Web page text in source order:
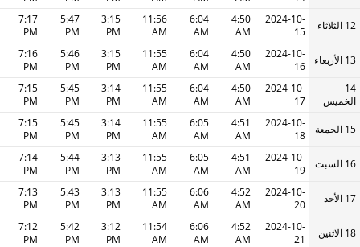
12 الثلاثاء
2024-10-
15
4:50
AM
6:04
AM
11:56
AM
3:15
PM
5:47
PM
7:17
PM
13 الأربعاء
2024-10-
16
4:50
AM
6:04
AM
11:55
AM
3:15
PM
5:46
PM
7:16
PM
14
الخميس
2024-10-
17
4:50
AM
6:04
AM
11:55
AM
3:14
PM
5:45
PM
7:15
PM
15 الجمعة
2024-10-
18
4:51
AM
6:05
AM
11:55
AM
3:14
PM
5:45
PM
7:15
PM
16 السبت
2024-10-
19
4:51
AM
6:05
AM
11:55
AM
3:13
PM
5:44
PM
7:14
PM
17 الأحد
2024-10-
20
4:52
AM
6:06
AM
11:55
AM
3:13
PM
5:43
PM
7:13
PM
18 الاثنين
2024-10-
21
4:52
AM
6:06
AM
11:54
AM
3:12
PM
5:42
PM
7:12
PM